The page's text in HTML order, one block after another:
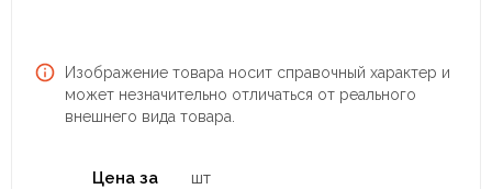
Изображение товара носит справочный характер и
может незначительно отличаться от реального
внешнего вида товара.
Цена за шт